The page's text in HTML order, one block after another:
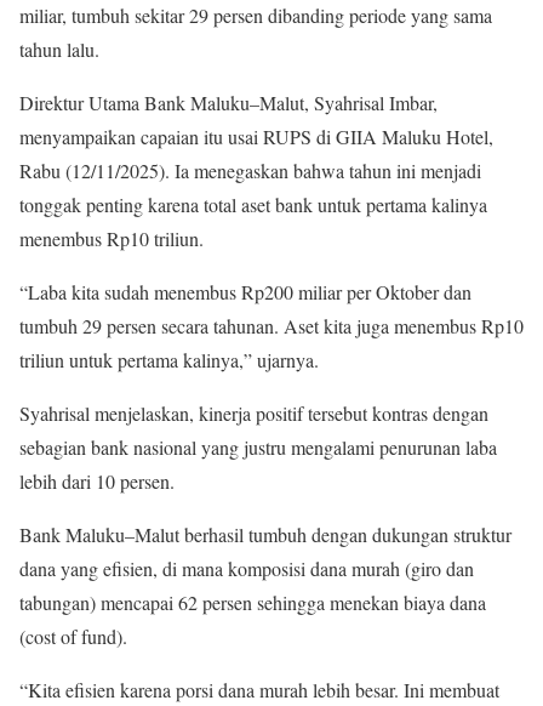
miliar, tumbuh sekitar 29 persen dibanding periode yang sama
tahun lalu.
Direktur Utama Bank Maluku–Malut, Syahrisal Imbar,
menyampaikan capaian itu usai RUPS di GIIA Maluku Hotel,
Rabu (12/11/2025). Ia menegaskan bahwa tahun ini menjadi
tonggak penting karena total aset bank untuk pertama kalinya
menembus Rp10 triliun.
“Laba kita sudah menembus Rp200 miliar per Oktober dan
tumbuh 29 persen secara tahunan. Aset kita juga menembus Rp10
triliun untuk pertama kalinya,” ujarnya.
Syahrisal menjelaskan, kinerja positif tersebut kontras dengan
sebagian bank nasional yang justru mengalami penurunan laba
lebih dari 10 persen.
Bank Maluku–Malut berhasil tumbuh dengan dukungan struktur
dana yang efisien, di mana komposisi dana murah (giro dan
tabungan) mencapai 62 persen sehingga menekan biaya dana
(cost of fund).
“Kita efisien karena porsi dana murah lebih besar. Ini membuat